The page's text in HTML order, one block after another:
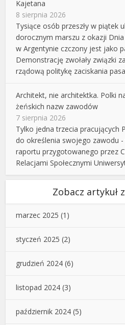
Kajetana
8 sierpnia 2026
Tysiące osób przeszły w piątek
dorocznym marszu z okazji
w Argentynie czczony jest jako
Demonstrację zwołały związki
rządową politykę zaciskania
Architekt, nie architektka. Polki
żeńskich nazw zawodów
7 sierpnia 2026
Tylko jedna trzecia pracujących
do określenia swojego zawodu
raportu przygotowanego przez
Relacjami Społecznymi
Zobacz artykuł
marzec 2025 (1)
styczeń 2025 (2)
grudzień 2024 (6)
listopad 2024 (3)
październik 2024 (5)